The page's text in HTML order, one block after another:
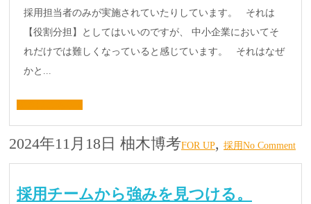
採用担当者のみが実施されていたりしています。 それは
【役割分担】としてはいいのですが、 中小企業においてそ
れだけでは難しくなっていると感じています。 それはなぜ
かと...
2024年11月18日 柚木博考FOR UP, 採用No Comment
採用チームから強みを見つける。